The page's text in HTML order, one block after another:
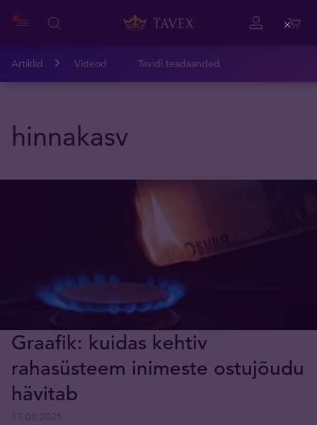
Artiklid Videod Tavidi teadaanded
hinnakasv
Graafik: kuidas kehtiv
rahasüsteem inimeste ostujõudu
hävitab
Close